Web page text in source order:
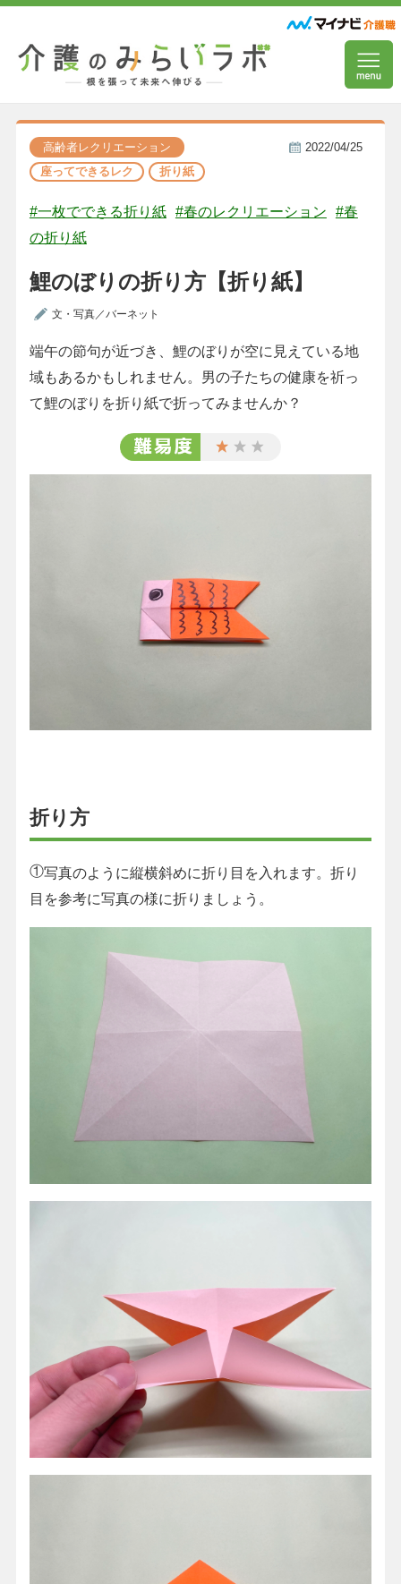
高齢者レクリエーション
座ってできるレク
折り紙
2022/04/25
#一枚でできる折り紙 #春のレクリエーション
#春
の折り紙
鯉のぼりの折り方【折り紙】
文・写真／バーネット
端午の節句が近づき、鯉のぼりが空に見えている地
域もあるかもしれません。男の子たちの健康を祈っ
て鯉のぼりを折り紙で折ってみませんか？
折り方
①写真のように縦横斜めに折り目を入れます。折り
目を参考に写真の様に折りましょう。